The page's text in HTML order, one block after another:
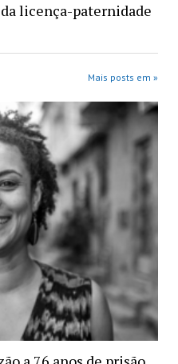
licença-paternidade
Mais posts em »